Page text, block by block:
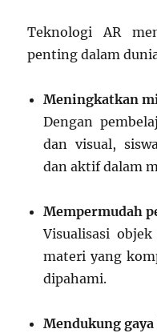
Teknologi AR
penting dalam
Meningkatkan
Dengan
dan visual,
dan aktif dalam
Mempermudah
Visualisasi
materi yang
dipahami.
Mendukung